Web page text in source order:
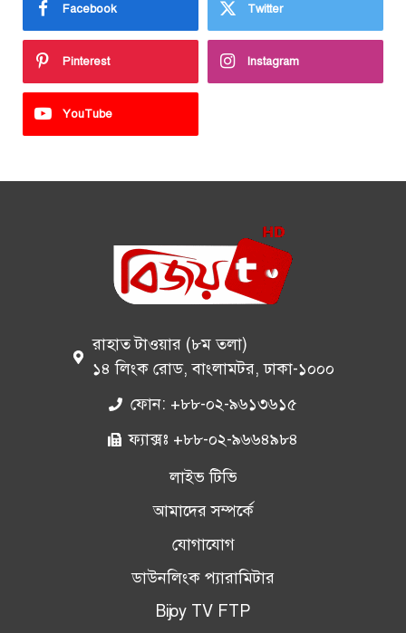
Facebook Twitter
Pinterest Instagram
YouTube
রাহাত টাওয়ার (৮ম তলা)
১৪ লিংক রোড, বাংলামটর, ঢাকা-১০০০
ফোন: +৮৮-০২-৯৬১৩৬১৫
ফ্যাক্সঃ +৮৮-০২-৯৬৬৪৯৮৪
লাইভ টিভি
আমাদের সম্পর্কে
যোগাযোগ
ডাউনলিংক প্যারামিটার
Bijoy TV FTP